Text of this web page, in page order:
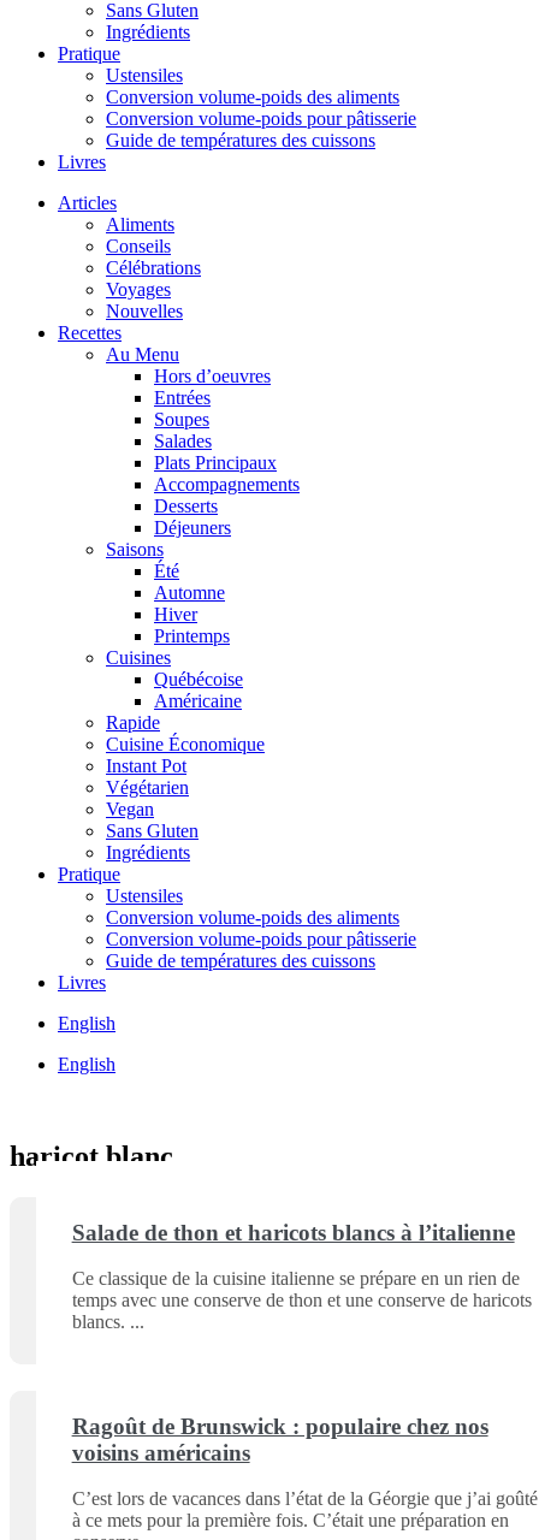
Sans Gluten
Ingrédients
Pratique
Ustensiles
Conversion volume-poids des aliments
Conversion volume-poids pour pâtisserie
Guide de températures des cuissons
Livres
Articles
Aliments
Conseils
Célébrations
Voyages
Nouvelles
Recettes
Au Menu
Hors d’oeuvres
Entrées
Soupes
Salades
Plats Principaux
Accompagnements
Desserts
Déjeuners
Saisons
Été
Automne
Hiver
Printemps
Cuisines
Québécoise
Américaine
Rapide
Cuisine Économique
Instant Pot
Végétarien
Vegan
Sans Gluten
Ingrédients
Pratique
Ustensiles
Conversion volume-poids des aliments
Conversion volume-poids pour pâtisserie
Guide de températures des cuissons
Livres
English
English
haricot blanc
Salade de thon et haricots blancs à l’italienne
Ce classique de la cuisine italienne se prépare en un rien de
temps avec une conserve de thon et une conserve de haricots
blancs.
Ragoût de Brunswick : populaire chez nos
voisins américains
C’est lors de vacances dans l’état de la Géorgie que j’ai goûté
à ce mets pour la première fois. C’était une préparation en